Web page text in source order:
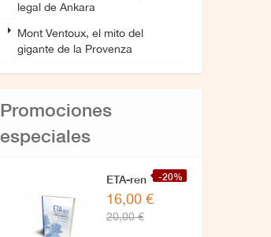
legal de Ankara
Mont Ventoux, el mito del
gigante de la Provenza
Promociones
especiales
-20%
ETA-ren
zuzendaritzarekin
azken
16,00 €
20,00 €